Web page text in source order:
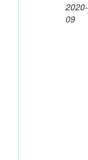
2020-
09